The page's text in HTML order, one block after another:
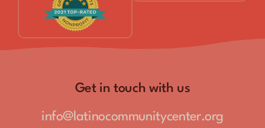
Get in touch with us
info@latinocommunitycenter.org